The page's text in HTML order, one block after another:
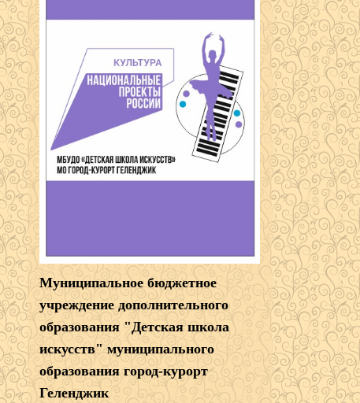
Муниципальное бюджетное
учреждение дополнительного
образования "Детская школа
искусств" муниципального
образования город-курорт
Геленджик